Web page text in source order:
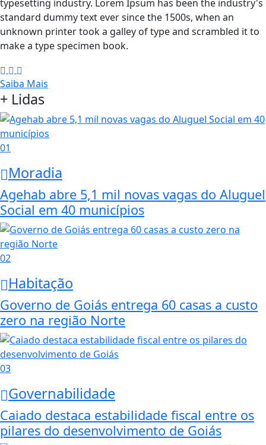
typesetting industry. Lorem Ipsum has been the industry's
standard dummy text ever since the 1500s, when an
unknown printer took a galley of type and scrambled it to
make a type specimen book.
Saiba Mais
+ Lidas
01
Moradia
Agehab abre 5,1 mil novas vagas do Aluguel
Social em 40 municípios
02
Habitação
Governo de Goiás entrega 60 casas a custo
zero na região Norte
03
Governabilidade
Caiado destaca estabilidade fiscal entre os
pilares do desenvolvimento de Goiás